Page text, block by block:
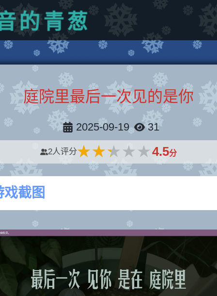
的青葱
庭院里最后一次见的是你
2025-09-19 31
2人评分★★★★★
★★★★★4.5分
戏截图